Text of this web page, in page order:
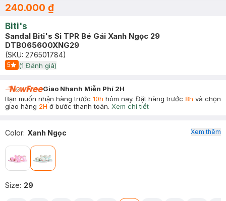
240.000 ₫
Biti's
Sandal Biti's Si TPR Bé Gái Xanh Ngọc 29
DTB065600XNG29
(SKU: 276501784)
5
Start Icon
(1 Đánh giá)
Giao Nhanh Miễn Phí 2H
Bạn muốn nhận hàng trước 10h hôm nay. Đặt hàng trước 8h và chọn
giao hàng 2H ở bước thanh toán. Xem chi tiết
Color: Xanh Ngọc
Size: 29
Xem thêm